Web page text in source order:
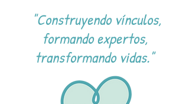
"Construyendo vínculos,
formando expertos,
transformando vidas."